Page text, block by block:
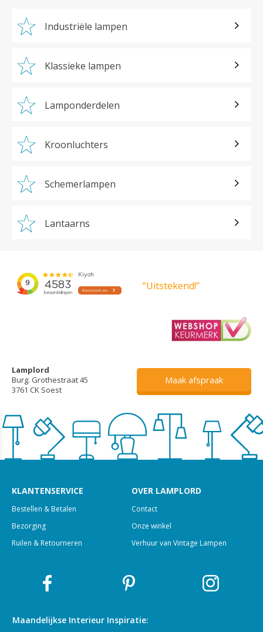
Industriële lampen
Klassieke lampen
Lamponderdelen
Kroonluchters
Schemerlampen
Lantaarns
“Uitstekend!”
Lamplord
Burg. Grothestraat 45
3761 CK Soest
Maak afspraak
KLANTENSERVICE
Bestellen & Betalen
Bezorging
Ruilen & Retourneren
OVER LAMPLORD
Contact
Onze winkel
Verhuur van Vintage Lampen
Maandelijkse Interieur Inspiratie: